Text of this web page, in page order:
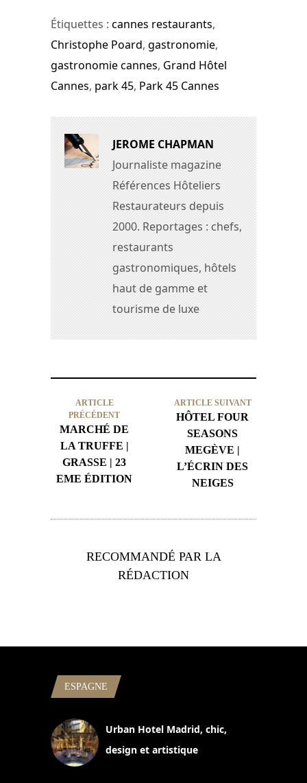
Étiquettes : cannes restaurants,
Christophe Poard, gastronomie,
gastronomie cannes, Grand Hôtel
Cannes, park 45, Park 45 Cannes
JEROME CHAPMAN
Journaliste magazine
Références Hôteliers
Restaurateurs depuis
2000. Reportages : chefs,
restaurants
gastronomiques, hôtels
haut de gamme et
tourisme de luxe
ARTICLE
PRÉCÉDENT
MARCHÉ DE
LA TRUFFE |
GRASSE | 23
EME ÉDITION
ARTICLE SUIVANT
HÔTEL FOUR
SEASONS
MEGÈVE |
L’ÉCRIN DES
NEIGES
RECOMMANDÉ PAR LA
RÉDACTION
ESPAGNE
Urban Hotel Madrid, chic,
design et artistique